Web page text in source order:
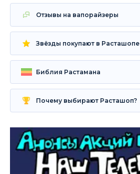
Отзывы на вапорайзеры
Звёзды покупают в Расташопе
Библия Растамана
Почему выбирают Расташоп?